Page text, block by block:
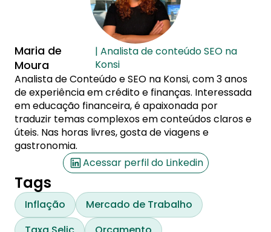
Maria de
Moura
| Analista de conteúdo SEO na
Konsi
Analista de Conteúdo e SEO na Konsi, com 3 anos
de experiência em crédito e finanças. Interessada
em educação financeira, é apaixonada por
traduzir temas complexos em conteúdos claros e
úteis. Nas horas livres, gosta de viagens e
gastronomia.
Acessar perfil do Linkedin
Tags
Inflação
Mercado de Trabalho